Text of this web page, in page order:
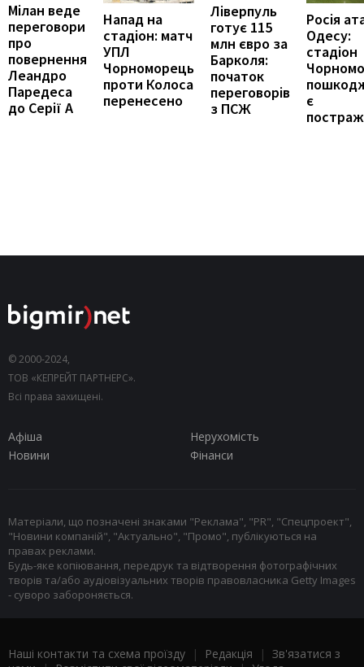
Мілан веде
переговори
про
повернення
Леандро
Паредеса
до Серії А
Напад на
стадіон: матч
УПЛ
Чорноморець
проти Колоса
перенесено
Ліверпуль
готує 115
млн євро за
Барколя:
початок
переговорів
з ПСЖ
Росія
Одесу:
стадіон
є
© 2000-2024,
ТОВ «КЕПРЕЙТ ПАРТНЕРС».
Всі права захищені.
Афіша
Нерухомість
Новини
Фінанси
Матеріали, що позначені знаками "Реклама", "PR", "Спецпроект",
"Новини компаній", "Актуально", "Промо", публікуються на
правах реклами.
Будь-яке копіювання, передрук та відтворення фотографічних
творів та/або аудіовізуальних творів правовласника Getty Images
- суворо забороняється.
Наші контакти та схема проїзду | Редакція | Зв'язатися з